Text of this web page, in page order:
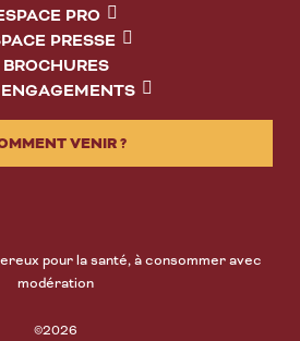
PRO
PRESSE
BROCHURES
VENIR ?
pour la santé, à consommer avec
modération
©2026